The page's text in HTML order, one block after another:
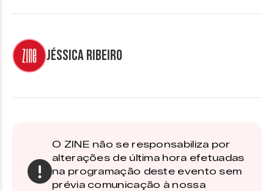
Jéssica Ribeiro
O ZINE não se responsabiliza por
alterações de última hora efetuadas
na programação deste evento sem
prévia comunicação à nossa